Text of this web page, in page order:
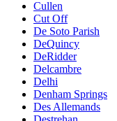
Cullen
Cut Off
De Soto Parish
DeQuincy
DeRidder
Delcambre
Delhi
Denham Springs
Des Allemands